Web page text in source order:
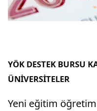
YÖK DESTEK BURSU
ÜNİVERSİTELER
Yeni eğitim öğretim